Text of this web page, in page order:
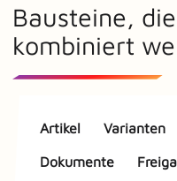
Bausteine,
kombiniert
Artikel Varianten
Dokumente